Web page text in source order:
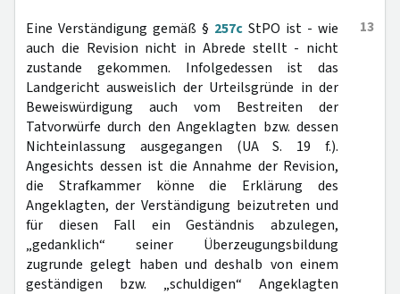
13
Eine Verständigung gemäß § 257c StPO ist - wie
auch die Revision nicht in Abrede stellt - nicht
zustande gekommen. Infolgedessen ist das
Landgericht ausweislich der Urteilsgründe in der
Beweiswürdigung auch vom Bestreiten der
Tatvorwürfe durch den Angeklagten bzw. dessen
Nichteinlassung ausgegangen (UA S. 19 f.).
Angesichts dessen ist die Annahme der Revision,
die Strafkammer könne die Erklärung des
Angeklagten, der Verständigung beizutreten und
für diesen Fall ein Geständnis abzulegen,
„gedanklich“ seiner Überzeugungsbildung
zugrunde gelegt haben und deshalb von einem
geständigen bzw. „schuldigen“ Angeklagten